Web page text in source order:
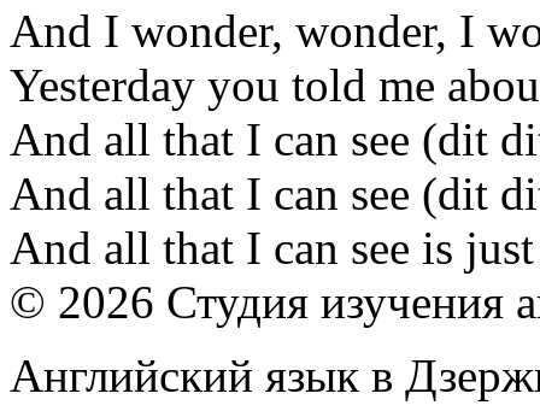
And I wonder, wonder, I
Yesterday you told me
And all that I can see (dit
And all that I can see (dit
And all that I can see is
© 2026 Студия изучения
Английский язык в